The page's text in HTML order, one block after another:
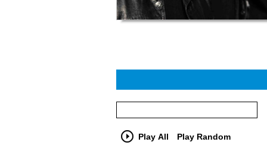
Play All Play Random